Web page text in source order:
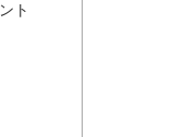
ト